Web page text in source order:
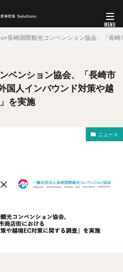
長崎国際観光コンベンション協会、「長
ベンション協会、「長崎市
国人インバウンド対策や越
を実施
ニュース